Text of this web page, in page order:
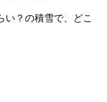
い？の積雪で、どこ